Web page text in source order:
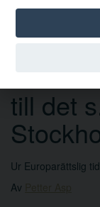
till det
Ur Europarättslig
Av